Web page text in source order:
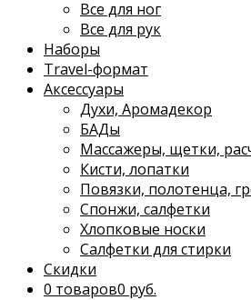
Все для ног
Все для рук
Наборы
Travel-формат
Аксессуары
Духи, Аромадекор
БАДы
Массажеры, щетки,
Кисти, лопатки
Повязки, полотенца,
Спонжи, салфетки
Хлопковые носки
Салфетки для стирки
Скидки
0 товаров0 руб.